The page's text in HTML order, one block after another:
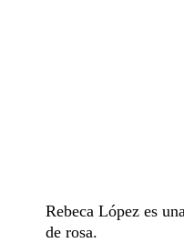
Rebeca López es
de rosa.